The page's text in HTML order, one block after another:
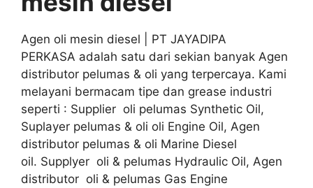
Agen oli mesin diesel | PT JAYADIPA
PERKASA adalah satu dari sekian banyak Agen
distributor pelumas & oli yang terpercaya. Kami
melayani bermacam tipe dan grease industri
seperti : Supplier oli pelumas Synthetic Oil,
Suplayer pelumas & oli oli Engine Oil, Agen
distributor pelumas & oli Marine Diesel
oil. Supplyer oli & pelumas Hydraulic Oil, Agen
distributor oli & pelumas Gas Engine